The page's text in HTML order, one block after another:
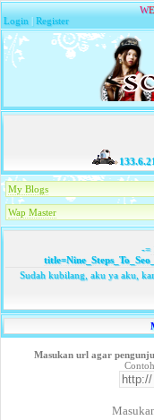
WE
Login |Register
My Blogs
Wap Master
-=
Sudah kubilang, aku ya aku,
Masukan url agar